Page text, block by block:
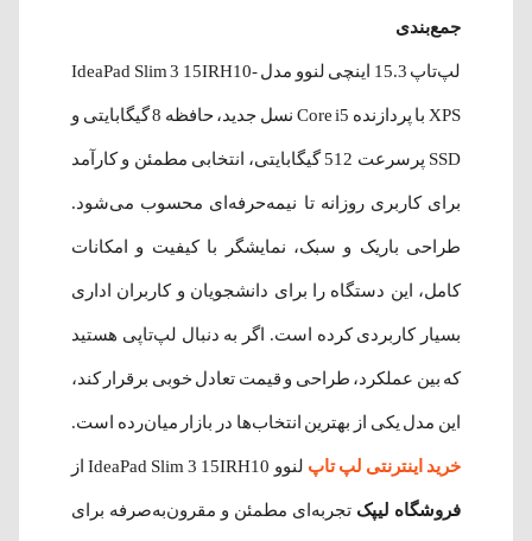
جمع‌بندی
لپ‌تاپ 15.3 اینچی لنوو مدل IdeaPad Slim 3 15IRH10-
XPS با پردازنده Core i5 نسل جدید، حافظه 8 گیگابایتی و
SSD پرسرعت 512 گیگابایتی، انتخابی مطمئن و کارآمد
برای کاربری روزانه تا نیمه‌حرفه‌ای محسوب می‌شود.
طراحی باریک و سبک، نمایشگر با کیفیت و امکانات
کامل، این دستگاه را برای دانشجویان و کاربران اداری
بسیار کاربردی کرده است. اگر به دنبال لپ‌تاپی هستید
که بین عملکرد، طراحی و قیمت تعادل خوبی برقرار کند،
این مدل یکی از بهترین انتخاب‌ها در بازار میان‌رده است.
خرید اینترنتی لپ تاپ لنوو IdeaPad Slim 3 15IRH10 از
فروشگاه لیپک تجربه‌ای مطمئن و مقرون‌به‌صرفه برای